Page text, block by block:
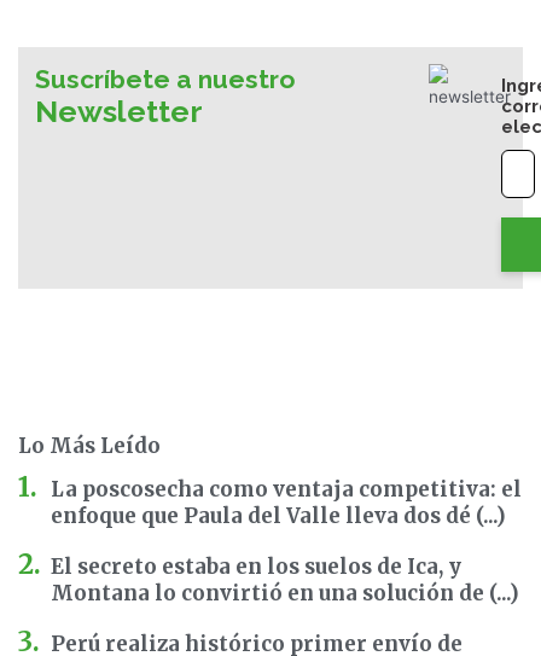
Suscríbete a nuestro
Newsletter
Lo Más Leído
La poscosecha como ventaja competitiva: el
enfoque que Paula del Valle lleva dos dé (...)
El secreto estaba en los suelos de Ica, y
Montana lo convirtió en una solución de (...)
Perú realiza histórico primer envío de